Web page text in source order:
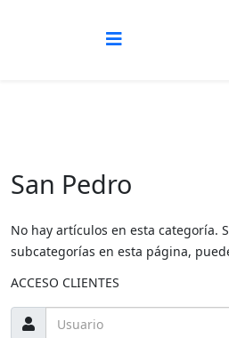
San Pedro
No hay artículos en esta categoría.
subcategorías en esta página,
ACCESO CLIENTES